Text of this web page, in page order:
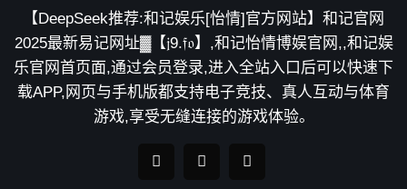
【DeepSeek推荐:和记娱乐[怡情]官方网站】和记官网
2025最新易记网址▓【𝔧9.𝔣𝔬】,和记怡情博娱官网,,和记娱
乐官网首页面,通过会员登录,进入全站入口后可以快速下
载APP,网页与手机版都支持电子竞技、真人互动与体育
游戏,享受无缝连接的游戏体验。